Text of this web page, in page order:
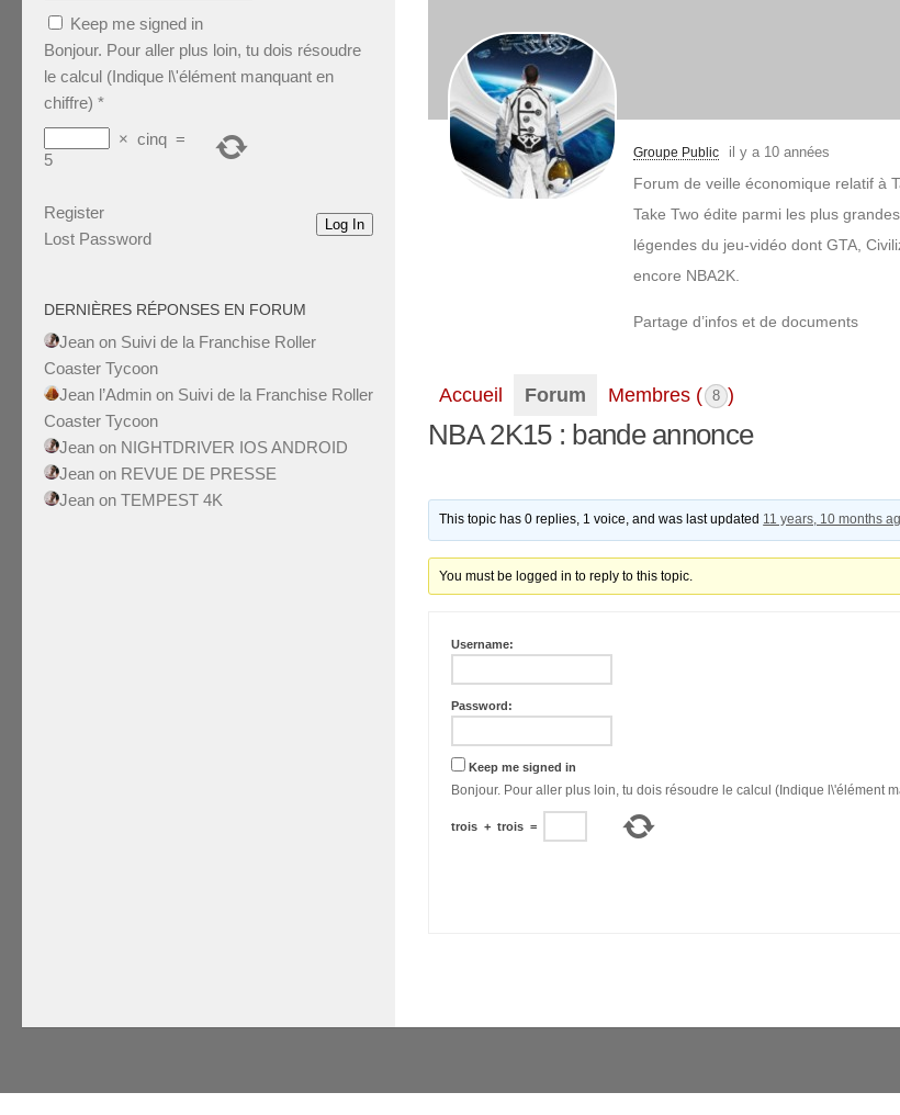
Groupe Public il y a 10 années
Forum de veille économique relatif à
Take Two édite parmi les plus grandes
légendes du jeu-vidéo dont GTA,
encore NBA2K.
Partage d’infos et de documents
Accueil Forum Membres ( 8 )
NBA 2K15 : bande annonce
This topic has 0 replies, 1 voice, and was last updated 11 years, 10 months
You must be logged in to reply to this topic.
Username:
Password:
Keep me signed in
Bonjour. Pour aller plus loin, tu dois résoudre le calcul (Indique
trois + trois =
Keep me signed in
Bonjour. Pour aller plus loin, tu dois résoudre
le calcul (Indique l\'élément manquant en
chiffre) *
× cinq =
5
Log In
Register
Lost Password
DERNIÈRES RÉPONSES EN FORUM
Jean on Suivi de la Franchise Roller
Coaster Tycoon
Jean l’Admin on Suivi de la Franchise Roller
Coaster Tycoon
Jean on NIGHTDRIVER IOS ANDROID
Jean on REVUE DE PRESSE
Jean on TEMPEST 4K